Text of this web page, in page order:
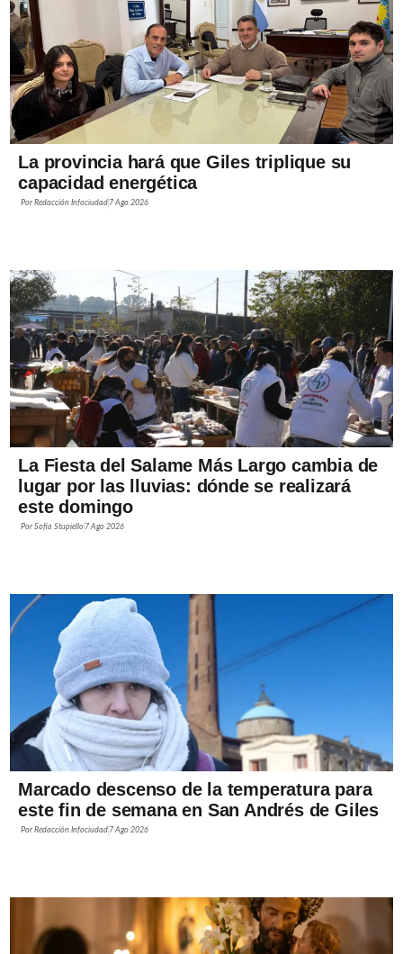
La provincia hará que Giles triplique su
capacidad energética
PorRedacción Infociudad 7 Ago 2026
La Fiesta del Salame Más Largo cambia de
lugar por las lluvias: dónde se realizará
este domingo
PorSofía Stupiello 7 Ago 2026
Marcado descenso de la temperatura para
este fin de semana en San Andrés de Giles
PorRedacción Infociudad 7 Ago 2026